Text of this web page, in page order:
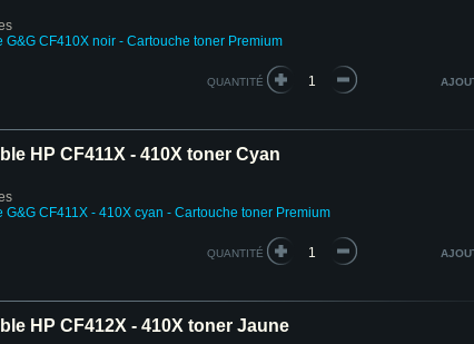
G&G CF410X noir - Cartouche toner Premium
QUANTITÉ
HP CF411X - 410X toner Cyan
G&G CF411X - 410X cyan - Cartouche toner Premium
QUANTITÉ
HP CF412X - 410X toner Jaune